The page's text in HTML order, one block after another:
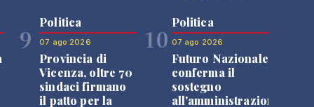
9
Politica
07 ago 2026
Provincia di
Vicenza, oltre 70
sindaci firmano
il patto per la
10
Politica
07 ago 2026
Futuro Nazionale
conferma il
sostegno
all'amministrazione